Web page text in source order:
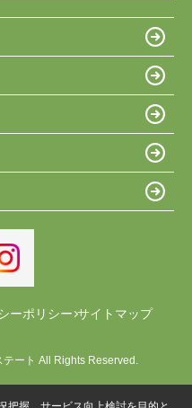
ーポリシー サイトマップ
ート All Rights Reserved.